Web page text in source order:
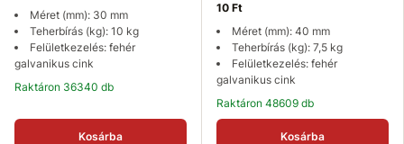
Méret (mm): 30 mm
Teherbírás (kg): 10 kg
Felületkezelés: fehér
galvanikus cink
Raktáron 36340 db
Kosárba
10 Ft
Méret (mm): 40 mm
Teherbírás (kg): 7,5 kg
Felületkezelés: fehér
galvanikus cink
Raktáron 48609 db
Kosárba